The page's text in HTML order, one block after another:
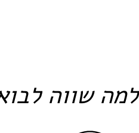
למה שווה